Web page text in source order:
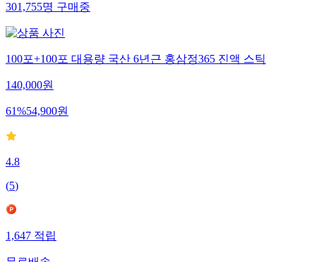
301,755명 구매중
100포+100포 대용량 국산 6년근 홍삼정365 진액 스틱
140,000원
61%54,900원
4.8
(5)
1,647 적립